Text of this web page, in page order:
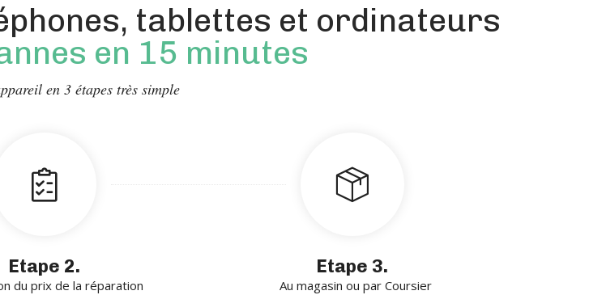
tablettes et ordinateurs
en 15 minutes
en 3 étapes très simple
Etape 2.
du prix de la réparation
Etape 3.
Au magasin ou par Coursier